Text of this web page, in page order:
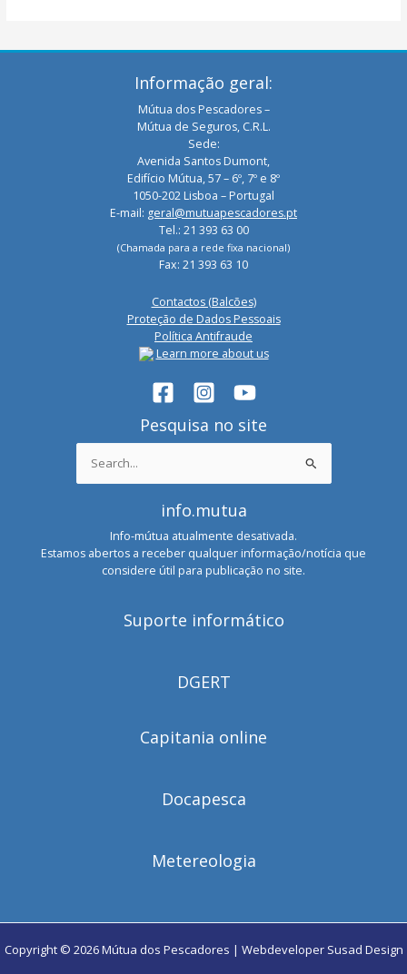
Informação geral:
Mútua dos Pescadores –
Mútua de Seguros, C.R.L.
Sede:
Avenida Santos Dumont,
Edifício Mútua, 57 – 6º, 7º e 8º
1050-202 Lisboa – Portugal
E-mail: geral@mutuapescadores.pt
Tel.: 21 393 63 00
(Chamada para a rede fixa nacional)
Fax: 21 393 63 10
Contactos (Balcões)
Proteção de Dados Pessoais
Política Antifraude
Learn more about us
Pesquisa no site
Search
for:
info.mutua
Info-mútua atualmente desativada.
Estamos abertos a receber qualquer informação/notícia que
considere útil para publicação no site.
Suporte informático
DGERT
Capitania online
Docapesca
Metereologia
Copyright © 2026 Mútua dos Pescadores | Webdeveloper Susad Design